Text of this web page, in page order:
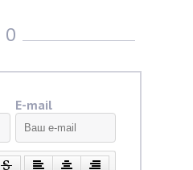
0
E-mail